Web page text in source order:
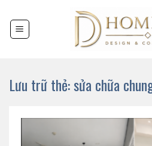
đến
nội
Lưu trữ thẻ:sửa chữa